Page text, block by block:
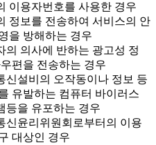
이용자번호를 사용한 경우
정보를 전송하여 서비스의 안
을 방해하는 경우
의 의사에 반하는 광고성 정
편을 전송하는 경우
신설비의 오작동이나 정보 등
유발하는 컴퓨터 바이러스
등을 유포하는 경우
신윤리위원회로부터의 이용
대상인 경우